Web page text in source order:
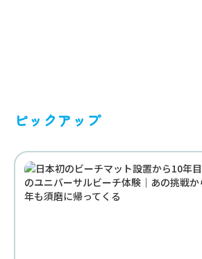
ピックアップ